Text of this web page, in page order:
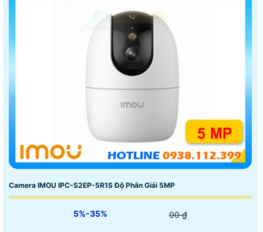
Camera IMOU IPC-S2EP-5R1S Độ Phân Giải 5MP
5%-35% 00 ₫